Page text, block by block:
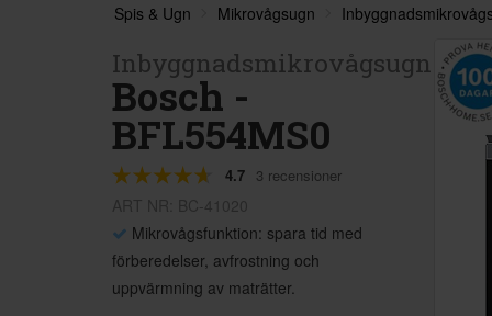
Spis & Ugn Mikrovågsugn
Inbyggnadsmikrovågsugn
Bosch -
BFL554MS0
4.7 3 recensioner
Mikrovågsfunktion: spara tid med
förberedelser, avfrostning och
uppvärmning av maträtter.